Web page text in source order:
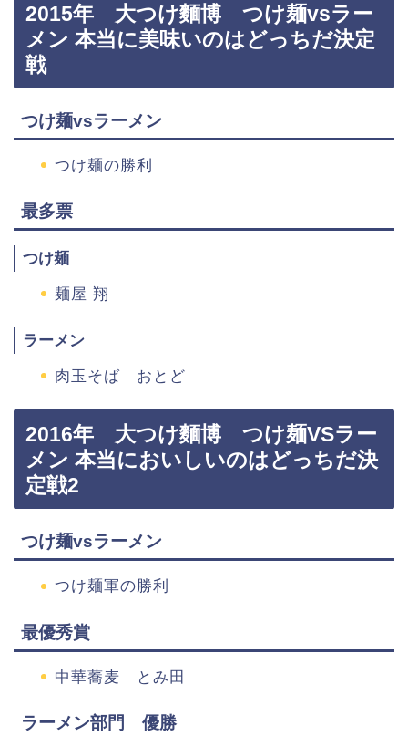
2015年 大つけ麵博 つけ麺vsラー
メン 本当に美味いのはどっちだ決定
戦
つけ麺vsラーメン
つけ麺の勝利
最多票
つけ麺
麺屋 翔
ラーメン
肉玉そば おとど
2016年 大つけ麵博 つけ麺VSラー
メン 本当においしいのはどっちだ決
定戦2
つけ麺vsラーメン
つけ麺軍の勝利
最優秀賞
中華蕎麦 とみ田
ラーメン部門 優勝